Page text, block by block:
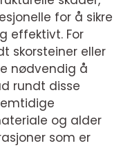
for å sikre
effektivt. For
skorsteiner eller
nødvendig å
rundt disse
og alder
som er